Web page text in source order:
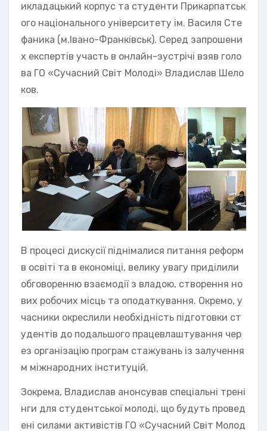
икладацький корпус та студенти Прикарпатськ
ого національного університету ім. Василя Сте
фаника (м.Івано-Франківськ). Серед запрошени
х експертів участь в онлайн-зустрічі взяв голо
ва ГО «Сучасний Світ Молоді» Владислав Шело
ков.
В процесі дискусії піднімалися питання реформ
в освіті та в економіці, велику увагу приділили
обговоренню взаємодії з владою, створення но
вих робочих місць та оподаткування. Окремо, у
часники окреслили необхідність підготовки ст
удентів до подальшого працевлаштування чер
ез організацію програм стажувань із залучення
м міжнародних інституцій.
Зокрема, Владислав анонсував спеціальні трені
нги для студентської молоді, що будуть провед
ені силами активістів ГО «Сучасний Світ Молод